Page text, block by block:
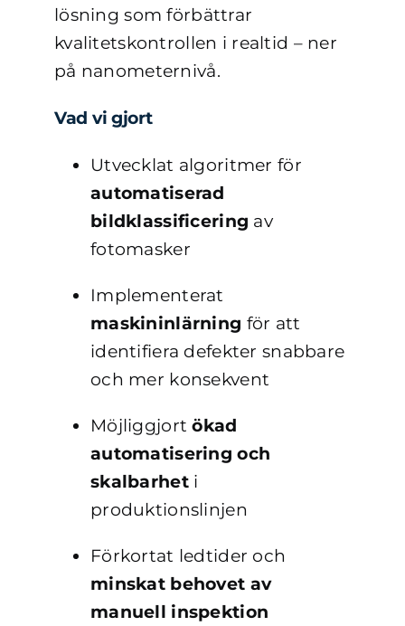
lösning som förbättrar
kvalitetskontrollen i realtid – ner
på nanometernivå.
Vad vi gjort
Utvecklat algoritmer för
automatiserad
bildklassificering av
fotomasker
Implementerat
maskininlärning för att
identifiera defekter snabbare
och mer konsekvent
Möjliggjortökad
automatisering och
skalbarheti
produktionslinjen
Förkortat ledtider och
minskat behovet av
manuell inspektion